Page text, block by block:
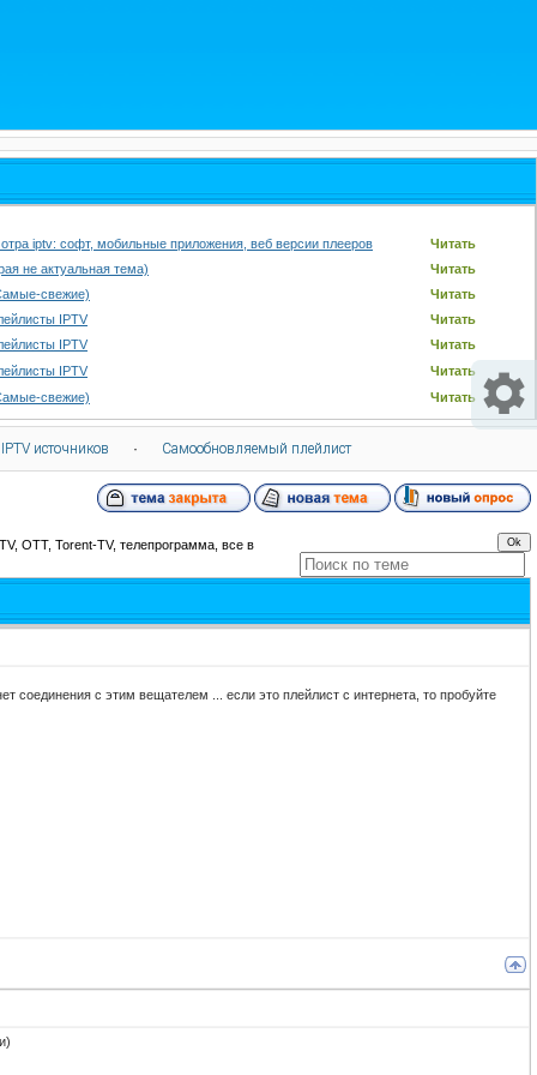
iptv: софт, мобильные приложения, веб версии плееров
Читать
не актуальная тема)
Читать
свежие)
Читать
IPTV
Читать
IPTV
Читать
IPTV
Читать
свежие)
Читать
источников · Самообновляемый плейлист
OTT, Torent-TV, телепрограмма, все в
соединения с этим вещателем ... если это плейлист с интернета, то пробуйте